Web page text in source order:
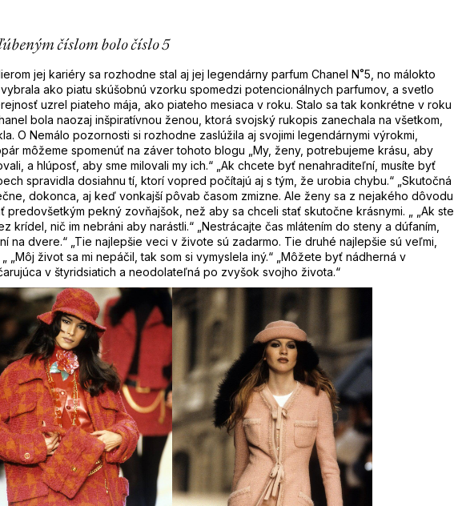
číslom bolo číslo 5
jej kariéry sa rozhodne stal aj jej legendárny parfum Chanel N˚5, no málokto
ako piatu skúšobnú vzorku spomedzi potencionálnych parfumov, a svetlo
uzrel piateho mája, ako piateho mesiaca v roku. Stalo sa tak konkrétne v roku
bola naozaj inšpiratívnou ženou, ktorá svojský rukopis zanechala na všetkom,
O Nemálo pozornosti si rozhodne zaslúžila aj svojimi legendárnymi výrokmi,
môžeme spomenúť na záver tohoto blogu „My, ženy, potrebujeme krásu, aby
a hlúposť, aby sme milovali my ich.“ „Ak chcete byť nenahraditeľní, musíte byť
spravidla dosiahnu tí, ktorí vopred počítajú aj s tým, že urobia chybu.“ „Skutočná
dokonca, aj keď vonkajší pôvab časom zmizne. Ale ženy sa z nejakého dôvodu
predovšetkým pekný zovňajšok, než aby sa chceli stať skutočne krásnymi. „ „Ak ste
krídel, nič im nebráni aby narástli.“ „Nestrácajte čas mlátením do steny a dúfaním,
na dvere.“ „Tie najlepšie veci v živote sú zadarmo. Tie druhé najlepšie sú veľmi,
„Môj život sa mi nepáčil, tak som si vymyslela iný.“ „Môžete byť nádherná v
v štyridsiatich a neodolateľná po zvyšok svojho života.“